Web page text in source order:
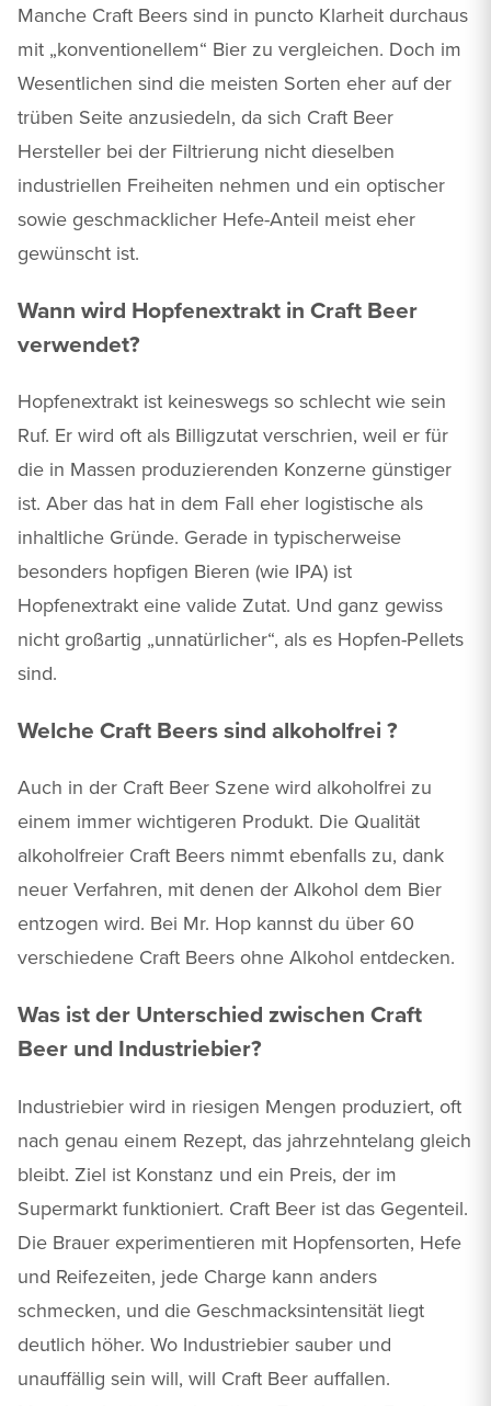
Manche Craft Beers sind in puncto Klarheit durchaus
mit „konventionellem“ Bier zu vergleichen. Doch im
Wesentlichen sind die meisten Sorten eher auf der
trüben Seite anzusiedeln, da sich Craft Beer
Hersteller bei der Filtrierung nicht dieselben
industriellen Freiheiten nehmen und ein optischer
sowie geschmacklicher Hefe-Anteil meist eher
gewünscht ist.
Wann wird Hopfenextrakt in Craft Beer
verwendet?
Hopfenextrakt ist keineswegs so schlecht wie sein
Ruf. Er wird oft als Billigzutat verschrien, weil er für
die in Massen produzierenden Konzerne günstiger
ist. Aber das hat in dem Fall eher logistische als
inhaltliche Gründe. Gerade in typischerweise
besonders hopfigen Bieren (wie IPA) ist
Hopfenextrakt eine valide Zutat. Und ganz gewiss
nicht großartig „unnatürlicher“, als es Hopfen-Pellets
sind.
Welche Craft Beers sind alkoholfrei ?
Auch in der Craft Beer Szene wird alkoholfrei zu
einem immer wichtigeren Produkt. Die Qualität
alkoholfreier Craft Beers nimmt ebenfalls zu, dank
neuer Verfahren, mit denen der Alkohol dem Bier
entzogen wird. Bei Mr. Hop kannst du über 60
verschiedene Craft Beers ohne Alkohol entdecken.
Was ist der Unterschied zwischen Craft
Beer und Industriebier?
Industriebier wird in riesigen Mengen produziert, oft
nach genau einem Rezept, das jahrzehntelang gleich
bleibt. Ziel ist Konstanz und ein Preis, der im
Supermarkt funktioniert. Craft Beer ist das Gegenteil.
Die Brauer experimentieren mit Hopfensorten, Hefe
und Reifezeiten, jede Charge kann anders
schmecken, und die Geschmacksintensität liegt
deutlich höher. Wo Industriebier sauber und
unauffällig sein will, will Craft Beer auffallen.